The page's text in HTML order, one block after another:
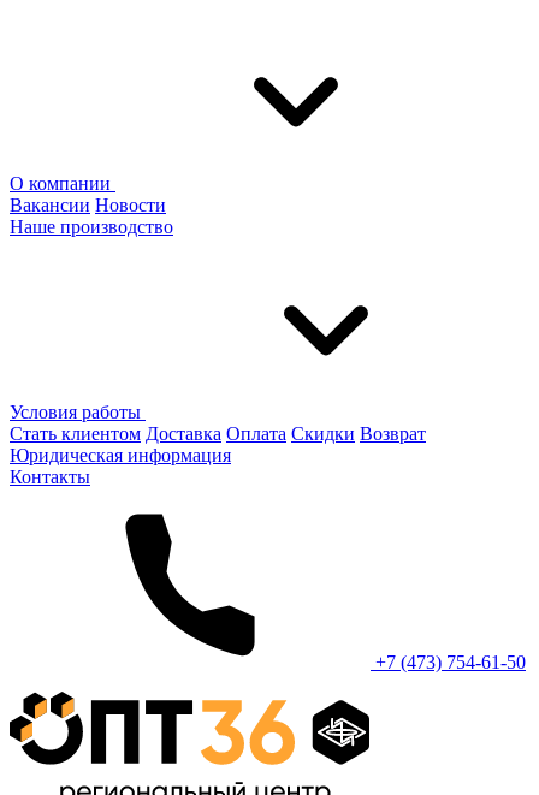
О компании
Вакансии Новости
Наше производство
Условия работы
Стать клиентом Доставка Оплата Скидки Возврат
Юридическая информация
Контакты
+7 (473) 754-61-50